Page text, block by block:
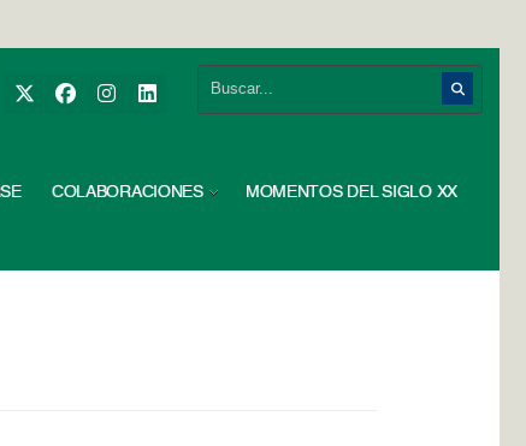
COLABORACIONES MOMENTOS DEL SIGLO XX